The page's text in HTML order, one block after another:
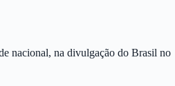
nacional, na divulgação do Brasil no